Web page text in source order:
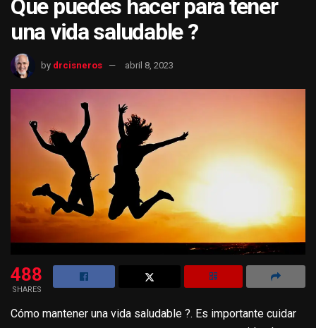
Que puedes hacer para tener
una vida saludable ?
by drcisneros abril 8, 2023
488
SHARES
Cómo mantener una vida saludable ?. Es importante cuidar